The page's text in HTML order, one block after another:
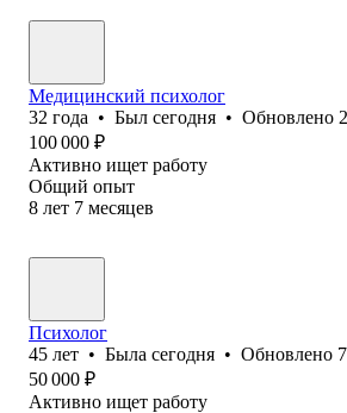
Медицинский психолог
32 года • Был сегодня • Обновлено
100 000 ₽
Активно ищет работу
Общий опыт
8 лет 7 месяцев
Психолог
45 лет • Была сегодня • Обновлено
50 000 ₽
Активно ищет работу